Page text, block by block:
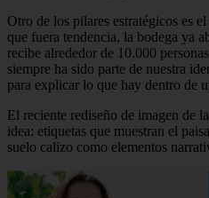
Otro de los pilares estratégicos es
que fuera tendencia, la bodega ya
recibe alrededor de 10.000
siempre ha sido parte de nuestra
para explicar lo que hay dentro de
El reciente rediseño de imagen de
idea: etiquetas que muestran el
suelo calizo como elementos